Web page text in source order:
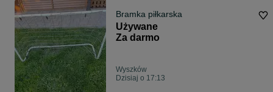
Bramka piłkarska
Używane
Za darmo
Wyszków
Dzisiaj o 17:13